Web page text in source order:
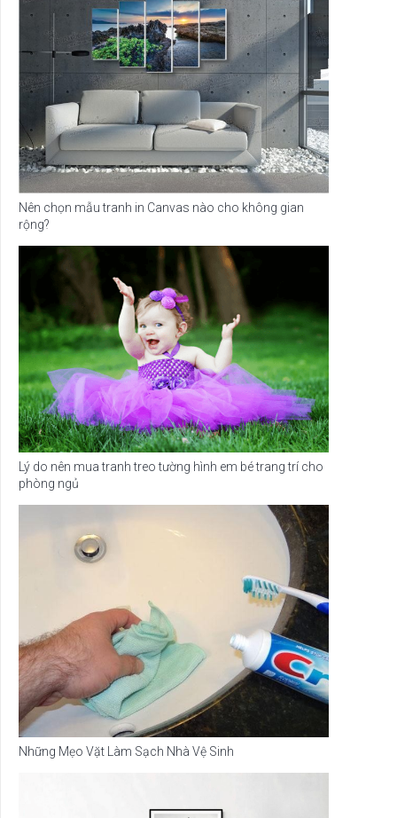
Nên chọn mẫu tranh in Canvas nào cho không gian
rộng?
Lý do nên mua tranh treo tường hình em bé trang trí cho
phòng ngủ
Những Mẹo Vặt Làm Sạch Nhà Vệ Sinh